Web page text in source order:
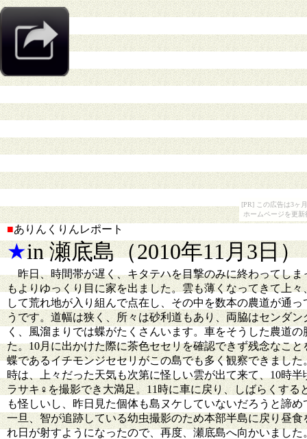
[PR] この広告は3ヶ
ホームページを更
■ありんくりんレポート
★in 瀬底島（2010年11月3日）
昨日、時間帯が遅く、キタテハを目撃のみに終わってしま
もよりゆっくり目に家を出ました。雲も薄くなってきて上
して荒れ地が入り組んで点在し、その中を数本の農道が通
うです。道幅は狭く、所々は砂利道もあり、両脇はセンダ
く、風溜まりでは蝶がたくさんいます。車をそうした農道
た。10月に出かけた際に茶色セセリを確認できず残念なこ
蝶であるイチモンジセセリがこの島でも多く観察できまし
時は、上々だった天気も次第に怪しい雲が出て来て、10時
ラサキ♀を撮影でき大満足。11時に車に戻り、しばらくす
も怪しいし、昨日見た個体も島ヌケしていないだろうと諦
一旦、智が追跡している幼虫撮影のため本部半島に戻り昼
れ日が射すようになったので、再度、瀬底島へ向かいまし